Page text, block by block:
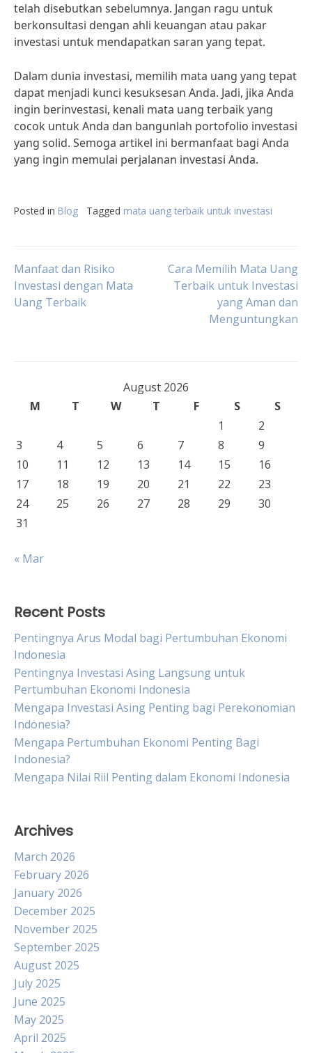
telah disebutkan sebelumnya. Jangan ragu untuk
berkonsultasi dengan ahli keuangan atau pakar
investasi untuk mendapatkan saran yang tepat.
Dalam dunia investasi, memilih mata uang yang tepat
dapat menjadi kunci kesuksesan Anda. Jadi, jika Anda
ingin berinvestasi, kenali mata uang terbaik yang
cocok untuk Anda dan bangunlah portofolio investasi
yang solid. Semoga artikel ini bermanfaat bagi Anda
yang ingin memulai perjalanan investasi Anda.
Posted in Blog Tagged mata uang terbaik untuk investasi
Post
navigation
Manfaat dan Risiko
Investasi dengan Mata
Uang Terbaik
Cara Memilih Mata Uang
Terbaik untuk Investasi
yang Aman dan
Menguntungkan
August 2026
M
T W T F S
S
1
2
3
4 5 6 7 8
9
10
11 12 13 14 15
16
17
18 19 20 21 22
23
24
25 26 27 28 29
30
31
« Mar
Recent Posts
Pentingnya Arus Modal bagi Pertumbuhan Ekonomi
Indonesia
Pentingnya Investasi Asing Langsung untuk
Pertumbuhan Ekonomi Indonesia
Mengapa Investasi Asing Penting bagi Perekonomian
Indonesia?
Mengapa Pertumbuhan Ekonomi Penting Bagi
Indonesia?
Mengapa Nilai Riil Penting dalam Ekonomi Indonesia
Archives
March 2026
February 2026
January 2026
December 2025
November 2025
September 2025
August 2025
July 2025
June 2025
May 2025
April 2025